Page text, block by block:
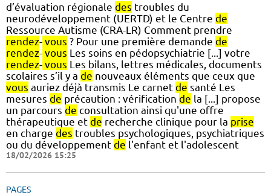
d’évaluation régionale des troubles du
neurodéveloppement (UERTD) et le Centre de
Ressource Autisme (CRA-LR) Comment prendre
rendez- vous ? Pour une première demande de
rendez- vous Les soins en pédopsychiatrie [...] votre
rendez- vous Les bilans, lettres médicales, documents
scolaires s’il y a de nouveaux éléments que ceux que
vous auriez déjà transmis Le carnet de santé Les
mesures de précaution : vérification de la [...] propose
un parcours de consultation ainsi qu'une offre
thérapeutique et de recherche clinique pour la prise
en charge des troubles psychologiques, psychiatriques
ou du développement de l'enfant et l'adolescent
18/02/2026 15:25
PAGES